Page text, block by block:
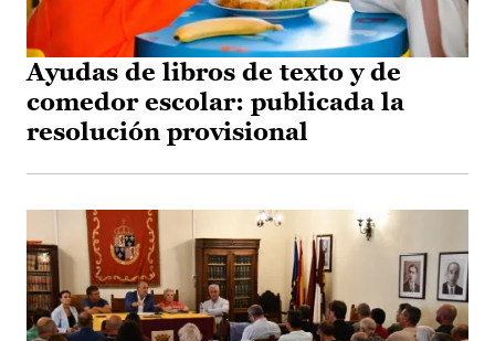
Ayudas de libros de texto y de
comedor escolar: publicada la
resolución provisional